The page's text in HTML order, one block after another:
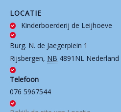
LOCATIE
Kinderboerderij de Leijhoeve
Burg. N. de Jaegerplein 1
Rijsbergen, NB 4891NL Nederland
Telefoon
076 5967544